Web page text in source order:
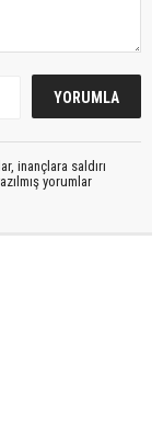
inançlara saldırı
yorumlar